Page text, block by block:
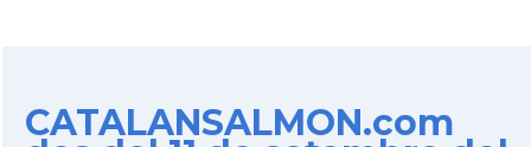
CATALANSALMON.com